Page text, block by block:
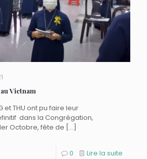
Vietnam
et THU ont pu faire leur
dans la Congrégation,
Octobre, fête de […]
0 Lire la suite